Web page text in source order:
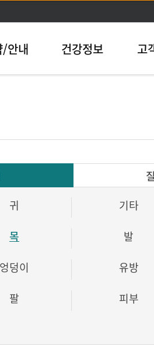
본문바로가기
/안내 건강정보 고
귀 기타
목 발
엉덩이 유방
팔 피부